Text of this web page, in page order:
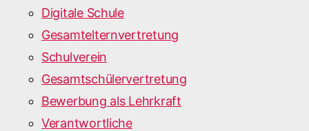
Digitale Schule
Gesamtelternvertretung
Schulverein
Gesamtschülervertretung
Bewerbung als Lehrkraft
Verantwortliche